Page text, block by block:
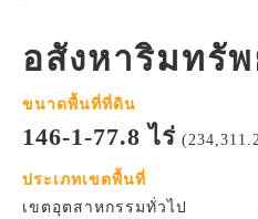
อสังหาริมทรั
ขนาดพื้นที่ที่ดิน
146-1-77.8 ไร่
ประเภทเขตพื้นที่
เขตอุตสาหกรรมทั่วไป